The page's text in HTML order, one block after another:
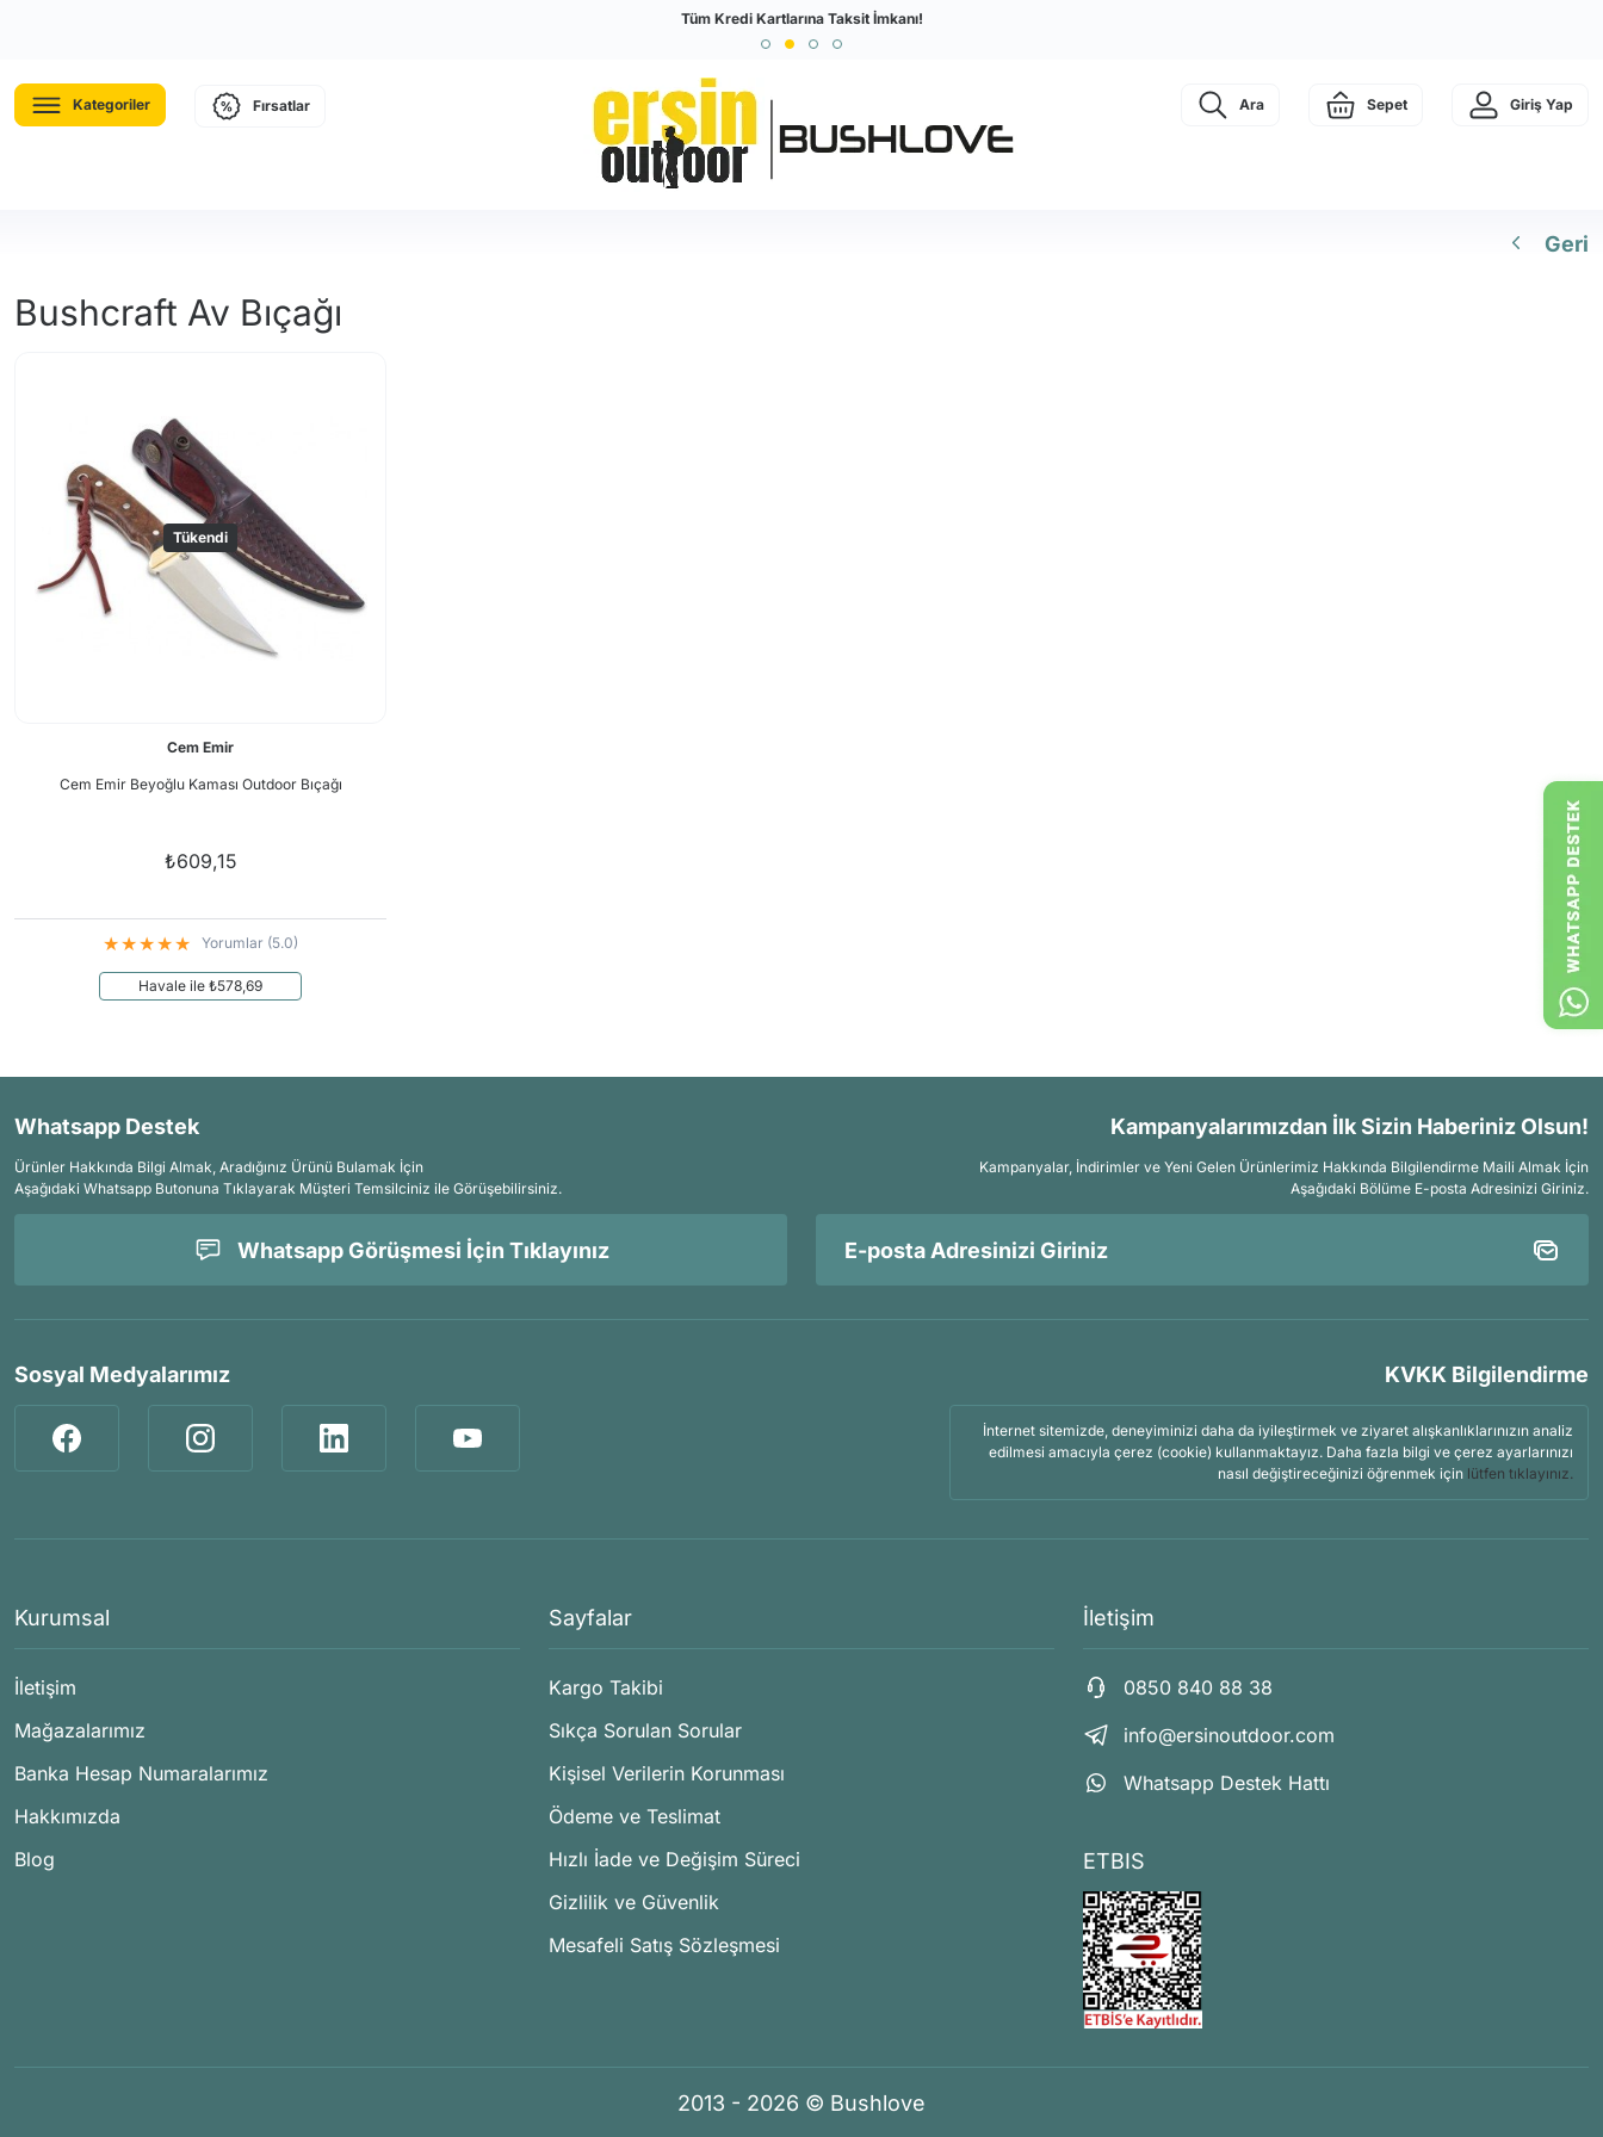
Türkiye'nin En Büyük Outdoor Sitesi
Tüm Kredi Kartlarına Taksit İmkanı!
Kategoriler Fırsatlar Ara Sepet Giriş Yap
Geri
Bushcraft Av Bıçağı
Tükendi
Cem Emir
Cem Emir Beyoğlu Kaması Outdoor Bıçağı
₺609,15
Yorumlar (5.0)
Havale ile ₺578,69
Whatsapp Destek
Ürünler Hakkında Bilgi Almak, Aradığınız Ürünü Bulamak İçin
Aşağıdaki Whatsapp Butonuna Tıklayarak Müşteri Temsilciniz ile Görüşebilirsiniz.
Whatsapp Görüşmesi İçin Tıklayınız
Kampanyalarımızdan İlk Sizin Haberiniz Olsun!
Kampanyalar, İndirimler ve Yeni Gelen Ürünlerimiz Hakkında Bilgilendirme Maili Almak İçin
Aşağıdaki Bölüme E-posta Adresinizi Giriniz.
Sosyal Medyalarımız KVKK Bilgilendirme
İnternet sitemizde, deneyiminizi daha da iyileştirmek ve ziyaret alışkanlıklarınızın analiz
edilmesi amacıyla çerez (cookie) kullanmaktayız. Daha fazla bilgi ve çerez ayarlarınızı
nasıl değiştireceğinizi öğrenmek için lütfen tıklayınız.
Kurumsal
İletişim
Mağazalarımız
Banka Hesap Numaralarımız
Hakkımızda
Blog
Sayfalar
Kargo Takibi
Sıkça Sorulan Sorular
Kişisel Verilerin Korunması
Ödeme ve Teslimat
Hızlı İade ve Değişim Süreci
Gizlilik ve Güvenlik
Mesafeli Satış Sözleşmesi
İletişim
0850 840 88 38
info@ersinoutdoor.com
Whatsapp Destek Hattı
ETBIS
2013 - 2026 © Bushlove